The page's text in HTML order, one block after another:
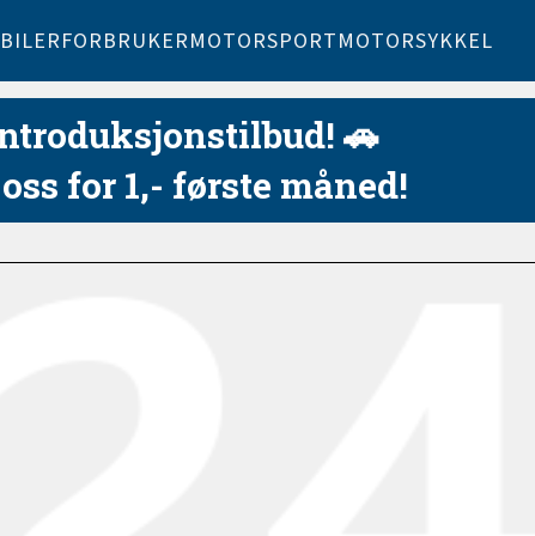
FORBRUKERMOTORSPORTMOTORSYKKEL
🚗
for 1,- første måned!